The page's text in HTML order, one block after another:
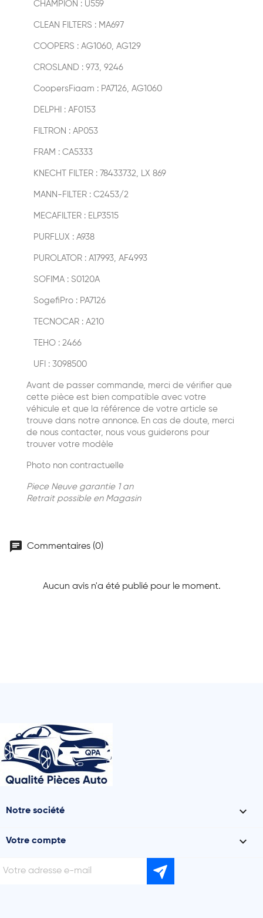
CHAMPION : U559
CLEAN FILTERS : MA697
COOPERS : AG1060, AG129
CROSLAND : 973, 9246
CoopersFiaam : PA7126, AG1060
DELPHI : AF0153
FILTRON : AP053
FRAM : CA5333
KNECHT FILTER : 78433732, LX 869
MANN-FILTER : C2453/2
MECAFILTER : ELP3515
PURFLUX : A938
PUROLATOR : A17993, AF4993
SOFIMA : S0120A
SogefiPro : PA7126
TECNOCAR : A210
TEHO : 2466
UFI : 3098500
Avant de passer commande, merci de vérifier que
cette pièce est bien compatible avec votre
véhicule et que la référence de votre article se
trouve dans notre annonce. En cas de doute, merci
de nous contacter, nous vous guiderons pour
trouver votre modèle
Photo non contractuelle
Piece Neuve garantie 1 an
Retrait possible en Magasin
chat Commentaires (0)
Aucun avis n'a été publié pour le moment.
Notre société 
Votre compte 